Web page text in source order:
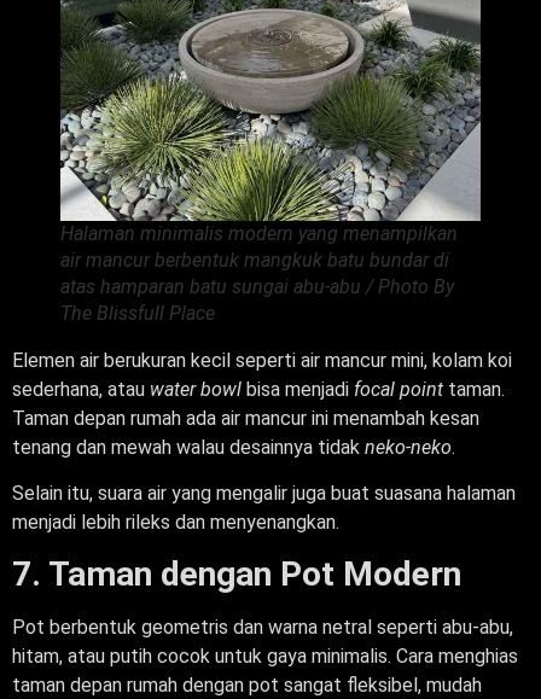
Halaman minimalis modern yang menampilkan
air mancur berbentuk mangkuk batu bundar di
atas hamparan batu sungai abu-abu / Photo By
The Blissfull Place
Elemen air berukuran kecil seperti air mancur mini, kolam koi
sederhana, atau water bowl bisa menjadi focal point taman.
Taman depan rumah ada air mancur ini menambah kesan
tenang dan mewah walau desainnya tidak neko-neko.
Selain itu, suara air yang mengalir juga buat suasana halaman
menjadi lebih rileks dan menyenangkan.
7. Taman dengan Pot Modern
Pot berbentuk geometris dan warna netral seperti abu-abu,
hitam, atau putih cocok untuk gaya minimalis. Cara menghias
taman depan rumah dengan pot sangat fleksibel, mudah